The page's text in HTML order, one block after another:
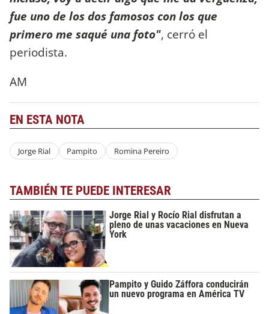
fue uno de los dos famosos con los que
primero me saqué una foto", cerró el
periodista.
AM
EN ESTA NOTA
Jorge Rial Pampito Romina Pereiro
TAMBIÉN TE PUEDE INTERESAR
Jorge Rial y Rocío Rial disfrutan a
pleno de unas vacaciones en Nueva
York
Pampito y Guido Záffora conducirán
un nuevo programa en América TV